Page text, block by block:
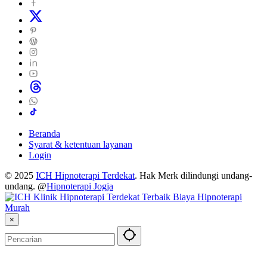
Beranda
Syarat & ketentuan layanan
Login
© 2025 ICH Hipnoterapi Terdekat. Hak Merk dilindungi undang-
undang. @Hipnoterapi Jogja
×